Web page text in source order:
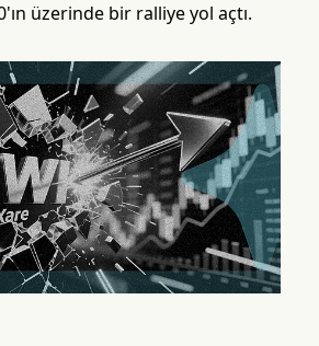
üzerinde bir ralliye yol açtı.